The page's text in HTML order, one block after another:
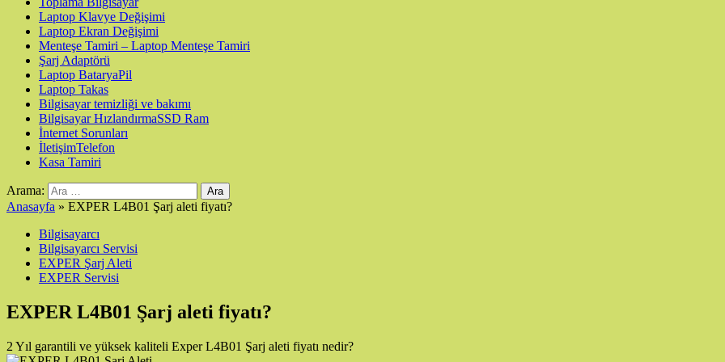
Laptop Klavye Değişimi
Laptop Ekran Değişimi
Menteşe Tamiri – Laptop Menteşe Tamiri
Şarj Adaptörü
Laptop BataryaPil
Laptop Takas
Bilgisayar temizliği ve bakımı
Bilgisayar HızlandırmaSSD Ram
İnternet Sorunları
İletişimTelefon
Kasa Tamiri
Arama:
Anasayfa » EXPER L4B01 Şarj aleti fiyatı?
Bilgisayarcı
Bilgisayarcı Servisi
EXPER Şarj Aleti
EXPER Servisi
EXPER L4B01 Şarj aleti fiyatı?
2 Yıl garantili ve yüksek kaliteli Exper L4B01 Şarj aleti fiyatı nedir?